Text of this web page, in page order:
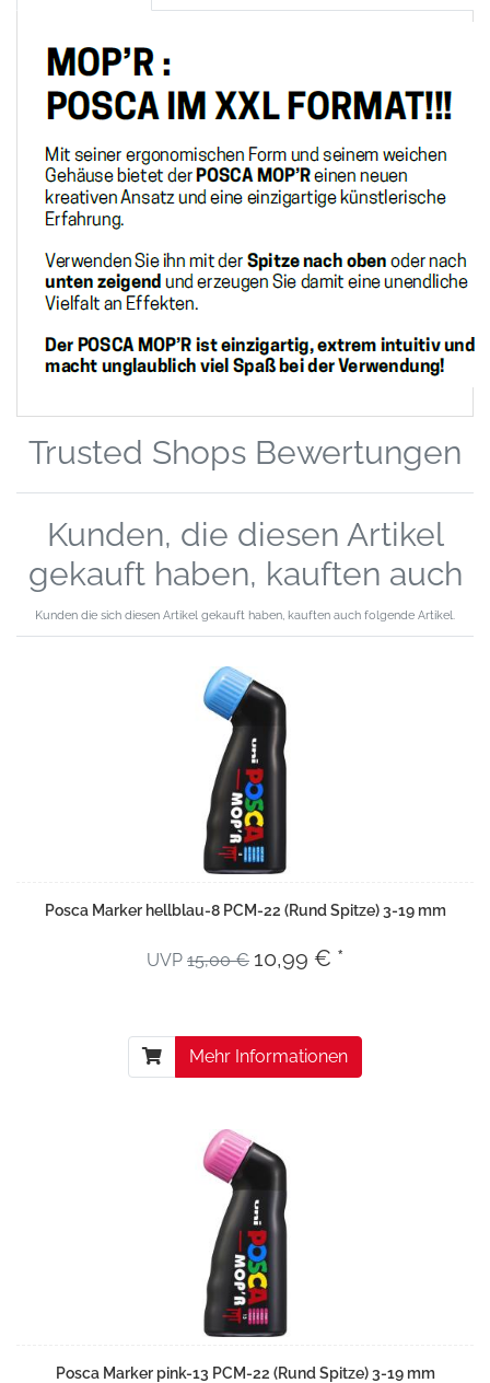
Trusted Shops Bewertungen
Kunden, die diesen Artikel
gekauft haben, kauften auch
Kunden die sich diesen Artikel gekauft haben, kauften auch folgende Artikel.
Posca Marker hellblau-8 PCM-22 (Rund Spitze) 3-19 mm
UVP 15,00 € 10,99 € *
Mehr Informationen
Posca Marker pink-13 PCM-22 (Rund Spitze) 3-19 mm